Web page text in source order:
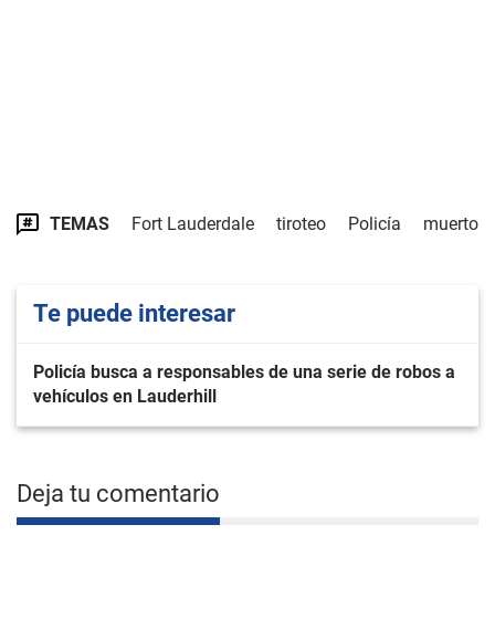
TEMAS Fort Lauderdale tiroteo Policía muerto
Te puede interesar
Policía busca a responsables de una serie de robos a
vehículos en Lauderhill
Deja tu comentario